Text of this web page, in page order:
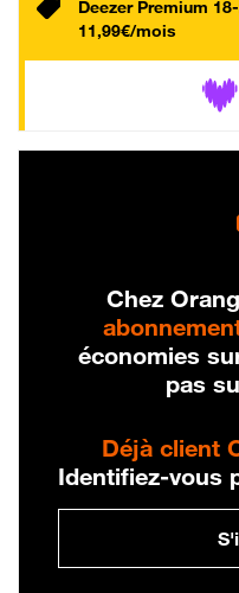
Deezer Premium
11,99€/mois
Chez
économies
pas
Déjà client
Identifiez-vous